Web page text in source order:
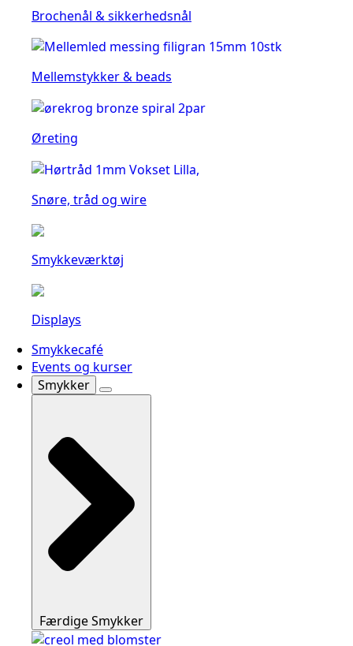
Brochenål & sikkerhedsnål
Mellemstykker & beads
Øreting
Snøre, tråd og wire
Smykkeværktøj
Displays
Smykkecafé
Events og kurser
Smykker
Færdige Smykker